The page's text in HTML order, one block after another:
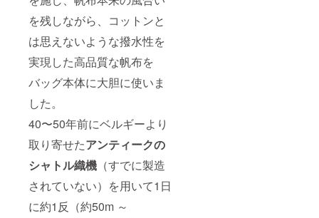
を残しながら、コットンと
は思えないような撥水性を
実現した高品質な帆布を
バッグ本体に大胆に使いま
した。
40〜50年前にベルギーより
取り寄せたアンティークの
シャトル織機 （すでに製造
されていない）を用いて1日
に約1反（約50m ～